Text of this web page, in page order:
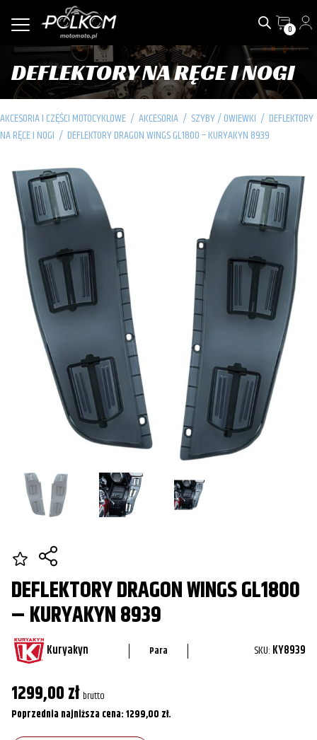
0
DEFLEKTORY NA RĘCE I NOGI
AKCESORIA I CZĘŚCI MOTOCYKLOWE / AKCESORIA / SZYBY / OWIEWKI / DEFLEKTORY
NA RĘCE I NOGI / DEFLEKTORY DRAGON WINGS GL1800 – KURYAKYN 8939
DEFLEKTORY DRAGON WINGS GL1800
– KURYAKYN 8939
Kuryakyn Para SKU: KY8939
1299,00zł brutto
Poprzednia najniższa cena:1299,00 zł.